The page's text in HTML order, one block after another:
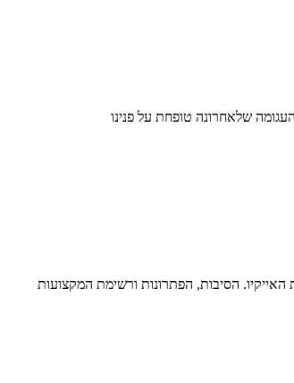
שלאחרונה טופחת על פנינו
הסיבות, הפתרונות ורשימת המקצועות